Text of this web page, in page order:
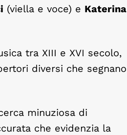
(viella e voce) e Katerina
tra XIII e XVI secolo,
diversi che segnano
minuziosa di
che evidenzia la